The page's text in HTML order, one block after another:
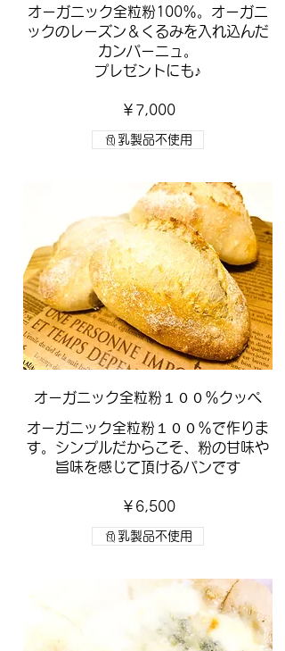
​オーガニック全粒粉100％。オーガニ
ックのレーズン＆くるみを入れ込んだ
カンパーニュ。
プレゼントにも♪
￥7,000
乳製品不使用
オーガニック全粒粉１００％クッペ
オーガニック全粒粉１００％で作りま
す。シンプルだからこそ、粉の甘味や
旨味を感じて頂けるパンです
￥6,500
乳製品不使用